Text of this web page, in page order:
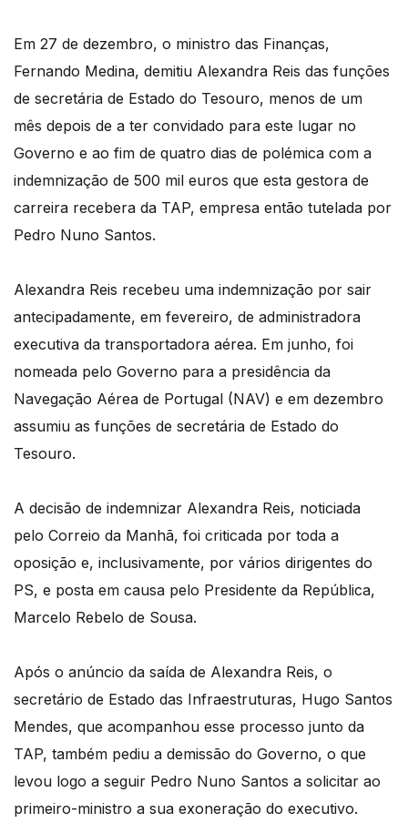
Em 27 de dezembro, o ministro das Finanças,
Fernando Medina, demitiu Alexandra Reis das funções
de secretária de Estado do Tesouro, menos de um
mês depois de a ter convidado para este lugar no
Governo e ao fim de quatro dias de polémica com a
indemnização de 500 mil euros que esta gestora de
carreira recebera da TAP, empresa então tutelada por
Pedro Nuno Santos.
Alexandra Reis recebeu uma indemnização por sair
antecipadamente, em fevereiro, de administradora
executiva da transportadora aérea. Em junho, foi
nomeada pelo Governo para a presidência da
Navegação Aérea de Portugal (NAV) e em dezembro
assumiu as funções de secretária de Estado do
Tesouro.
A decisão de indemnizar Alexandra Reis, noticiada
pelo Correio da Manhã, foi criticada por toda a
oposição e, inclusivamente, por vários dirigentes do
PS, e posta em causa pelo Presidente da República,
Marcelo Rebelo de Sousa.
Após o anúncio da saída de Alexandra Reis, o
secretário de Estado das Infraestruturas, Hugo Santos
Mendes, que acompanhou esse processo junto da
TAP, também pediu a demissão do Governo, o que
levou logo a seguir Pedro Nuno Santos a solicitar ao
primeiro-ministro a sua exoneração do executivo.